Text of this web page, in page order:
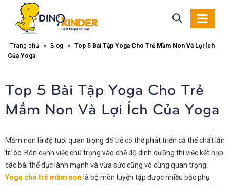
Trang chủ » Blog »
Top 5 Bài Tập Yoga Cho Trẻ Mầm Non Và Lợi Ích
Của Yoga
Top 5 Bài Tập Yoga Cho Trẻ
Mầm Non Và Lợi Ích Của Yoga
Mầm non là độ tuổi quan trọng để trẻ có thể phát triển cả thể chất lẫn
trí óc. Bên cạnh việc chú trọng vào chế độ dinh dưỡng thì việc kết hợp
các bài thể dục lành mạnh và vừa sức cũng vô cùng quan trọng.
Yoga cho trẻ mầm non là bộ môn luyện tập được nhiều bậc phụ